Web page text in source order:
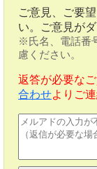
ご意見、ご要
い。ご意見が
※氏名、電話番
慮ください。
返答が必要な
合わせよりご